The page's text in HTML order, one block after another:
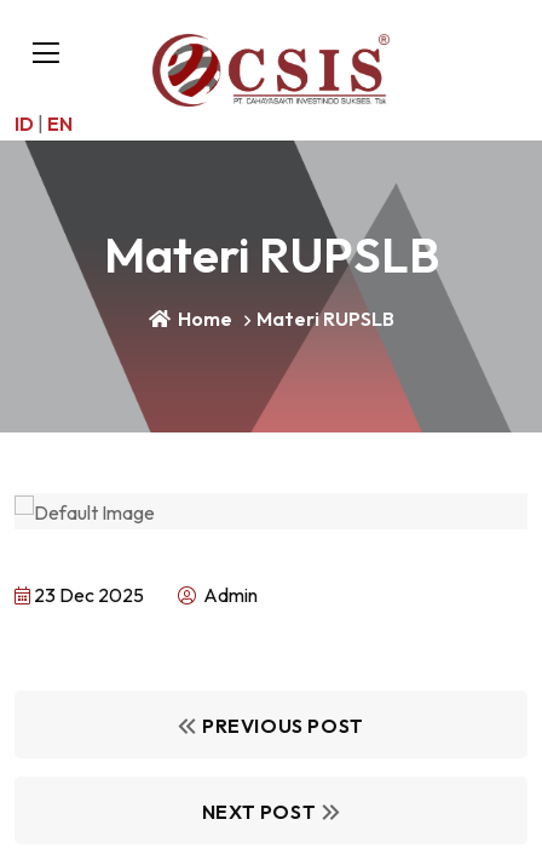
ID EN
Materi RUPSLB
Home Materi RUPSLB
23 Dec 2025 Admin
PREVIOUS POST
NEXT POST